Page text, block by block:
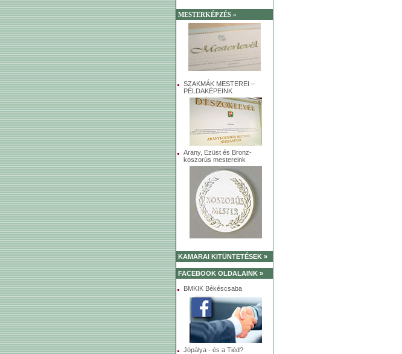
MESTERKÉPZÉS »
SZAKMÁK MESTEREI –
PÉLDAKÉPEINK
Arany, Ezüst és Bronz-
koszorús mestereink
KAMARAI KITÜNTETÉSEK »
FACEBOOK OLDALAINK »
BMKIK Békéscsaba
Jópálya - és a Tiéd?